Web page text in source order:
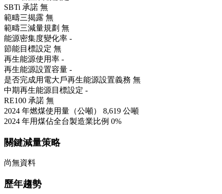
SBTi 承諾 無
範疇三揭露 無
範疇三減量規劃 無
能源密集度變化率 -
節能目標設定 無
再生能源使用率 -
再生能源設置容量 -
是否完成用電大戶再生能源設置義務 無
中期再生能源目標設定 -
RE100 承諾 無
2024 年燃煤使用量（公噸） 8,619 公噸
2024 年用煤佔全台製造業比例 0%
關鍵減量策略
尚無資料
歷年趨勢